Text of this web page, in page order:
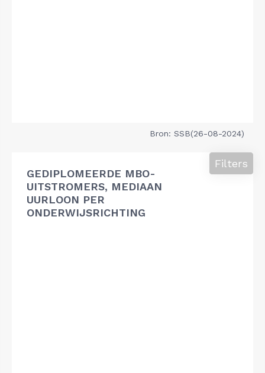
Bron: SSB(26-08-2024)
GEDIPLOMEERDE MBO-
UITSTROMERS, MEDIAAN
UURLOON PER
ONDERWIJSRICHTING
Filters